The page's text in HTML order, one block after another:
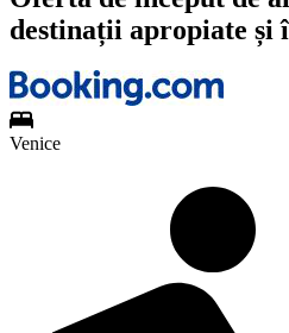
destinații apropiate și
Venice